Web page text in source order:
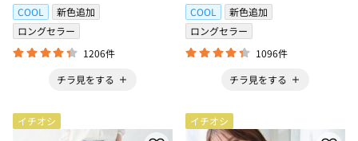
COOL
新色追加
ロングセラー
1206件
チラ見をする
COOL
新色追加
ロングセラー
1096件
チラ見をする
イチオシ イチオシ